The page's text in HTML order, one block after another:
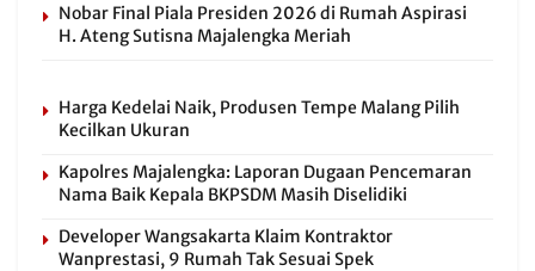
Nobar Final Piala Presiden 2026 di Rumah Aspirasi
H. Ateng Sutisna Majalengka Meriah
Harga Kedelai Naik, Produsen Tempe Malang Pilih
Kecilkan Ukuran
Kapolres Majalengka: Laporan Dugaan Pencemaran
Nama Baik Kepala BKPSDM Masih Diselidiki
Developer Wangsakarta Klaim Kontraktor
Wanprestasi, 9 Rumah Tak Sesuai Spek